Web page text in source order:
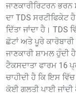
ਜਾਣਕਾਰੀਰਿਟਰਨ
ਦਾ TDS ਸਰਟੀਫਿਕੇਟ
ਦਿੱਤਾ ਜਾਂਦਾ ਹੈ। TDS
ਛੋਟਾਂ ਅਤੇ ਪੂਰੇ ਕਾਰੋਬਾਰੀ
ਜਾਣਕਾਰੀ ਸ਼ਾਮਲ ਹੁੰਦੀ
ਟੈਕਸਦਾਤਾ ਫਾਰਮ 16
ਚਾਹੀਦੀ ਹੈ ਕਿ ਇਸ
ਕੋਈ ਗਲਤੀ ਪਾਈ ਜਾਂਦੀ